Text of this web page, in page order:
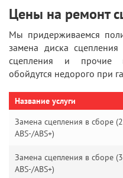
Цены на ремонт
Мы придерживаемся
замена диска
сцепления и прочие
обойдутся недорого при
Название услуги
Замена сцепления в сборе
ABS-/ABS+)
Замена сцепления в сборе
ABS-/ABS+)